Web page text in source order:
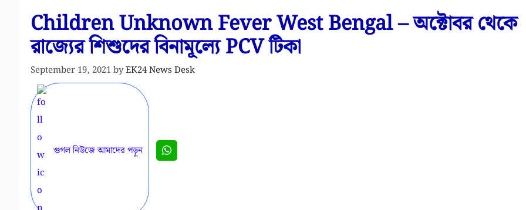
Children Unknown Fever West Bengal – অক্টোবর থেকে
রাজ্যের শিশুদের বিনামূল্যে PCV টিকা
September 19, 2021 byEK24 News Desk
গুগল নিউজে আমাদের পড়ুন